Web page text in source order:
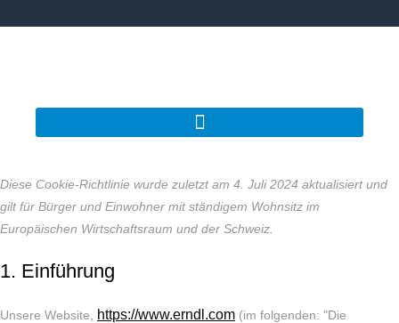
Diese Cookie-Richtlinie wurde zuletzt am 4. Juli 2024 aktualisiert und
gilt für Bürger und Einwohner mit ständigem Wohnsitz im
Europäischen Wirtschaftsraum und der Schweiz.
1. Einführung
Unsere Website, https://www.erndl.com (im folgenden: "Die